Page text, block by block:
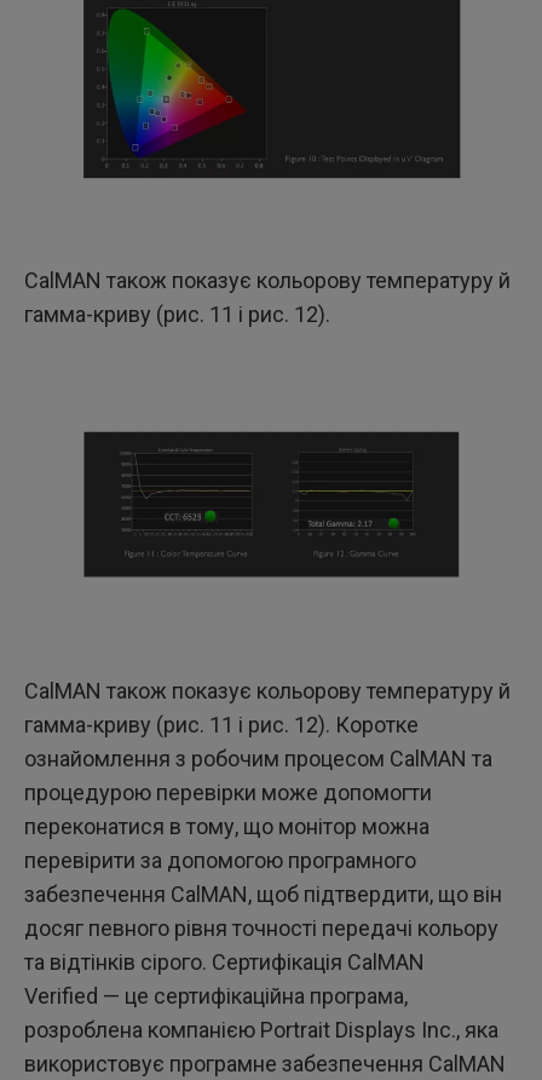
CalMAN також показує кольорову температуру й
гамма-криву (рис. 11 і рис. 12).
CalMAN також показує кольорову температуру й
гамма-криву (рис. 11 і рис. 12). Коротке
ознайомлення з робочим процесом CalMAN та
процедурою перевірки може допомогти
переконатися в тому, що монітор можна
перевірити за допомогою програмного
забезпечення CalMAN, щоб підтвердити, що він
досяг певного рівня точності передачі кольору
та відтінків сірого. Сертифікація CalMAN
Verified — це сертифікаційна програма,
розроблена компанією Portrait Displays Inc., яка
використовує програмне забезпечення CalMAN